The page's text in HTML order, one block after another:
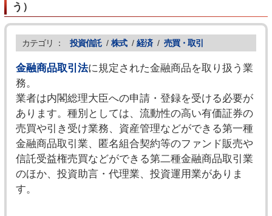
う ）
カテゴリ ： 投資信託 / 株式 / 経済 / 売買・取引
金融商品取引法に規定された金融商品を取り扱う業
務。
業者は内閣総理大臣への申請・登録を受ける必要が
あります。種別としては、流動性の高い有価証券の
売買や引き受け業務、資産管理などができる第一種
金融商品取引業、匿名組合契約等のファンド販売や
信託受益権売買などができる第二種金融商品取引業
のほか、投資助言・代理業、投資運用業がありま
す。